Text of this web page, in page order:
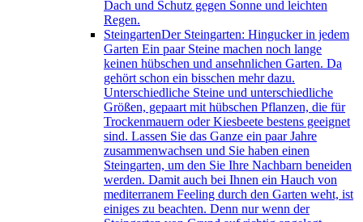
Dach und Schutz gegen Sonne und leichten
Regen.
SteingartenDer Steingarten: Hingucker in jedem
Garten Ein paar Steine machen noch lange
keinen hübschen und ansehnlichen Garten. Da
gehört schon ein bisschen mehr dazu.
Unterschiedliche Steine und unterschiedliche
Größen, gepaart mit hübschen Pflanzen, die für
Trockenmauern oder Kiesbeete bestens geeignet
sind. Lassen Sie das Ganze ein paar Jahre
zusammenwachsen und Sie haben einen
Steingarten, um den Sie Ihre Nachbarn beneiden
werden. Damit auch bei Ihnen ein Hauch von
mediterranem Feeling durch den Garten weht, ist
einiges zu beachten. Denn nur wenn der